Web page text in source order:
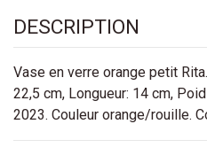
DESCRIPTION
Vase en verre orange petit
22,5 cm, Longueur: 14 cm,
2023. Couleur orange/rouille.